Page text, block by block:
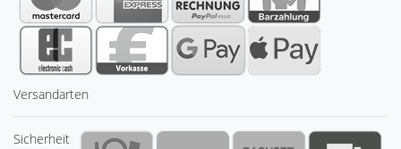
Versandarten
Sicherheit